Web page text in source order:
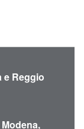
e Reggio